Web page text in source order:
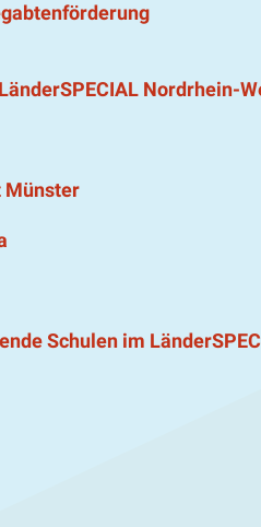
Nordrhein-
Münster
Schulen im